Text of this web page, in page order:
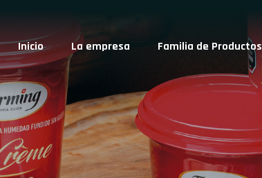
Inicio La empresa Familia de Productos